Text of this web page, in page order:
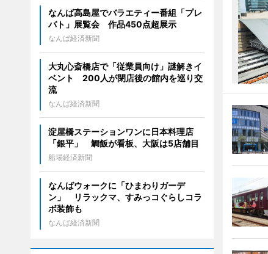
なんば高島屋でバラエティー番組「プレ
バト」展覧会 作品450点超展示
なんば経済新聞
大丸心斎橋店で「従業員向け」謎解きイ
ベント 200人が閉店後の館内を巡り交
流
なんば経済新聞
淀屋橋ステーションワンに日本料理店
「銀平」 鯛飯が看板、大阪は5店舗目
船場経済新聞
なんばウォークに「ひまわりガーデ
ン」 リラックマ、すみっコぐらしコラ
ボ装飾も
なんば経済新聞